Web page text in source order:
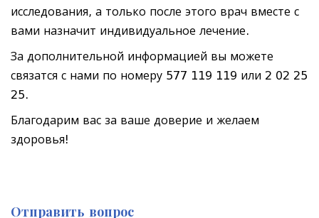
исследования, а только после этого врач вместе с
вами назначит индивидуальное лечение.
За дополнительной информацией вы можете
связатся с нами по номеру 577 119 119 или 2 02 25
25.
Благодарим вас за ваше доверие и желаем
здоровья!
Отправить вопрос